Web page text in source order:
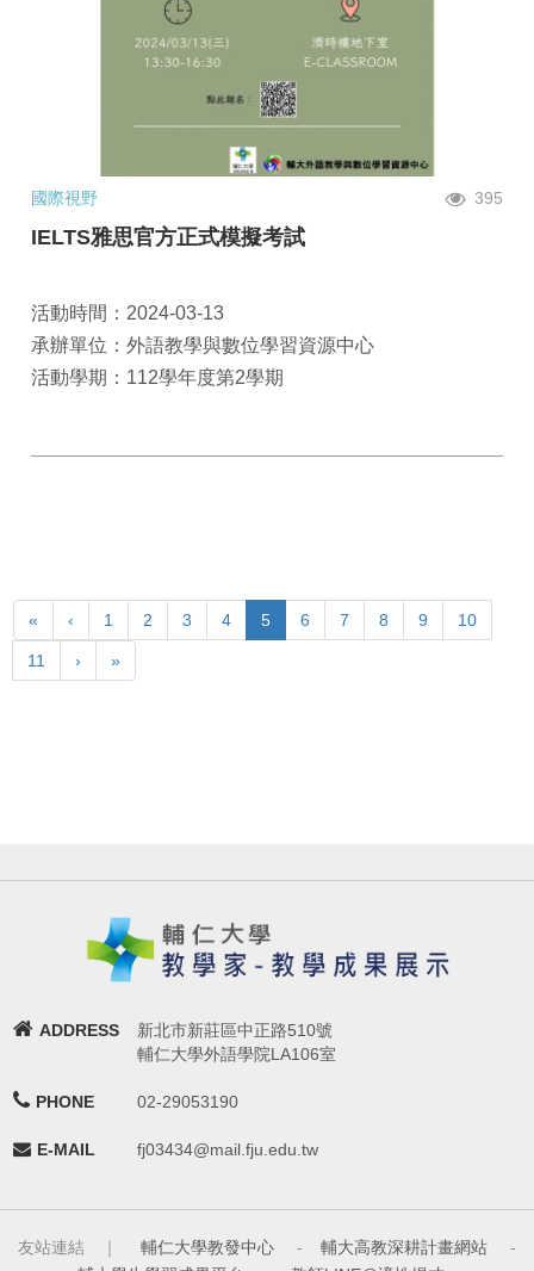
國際視野 395
IELTS雅思官方正式模擬考試
活動時間：2024-03-13
承辦單位：外語教學與數位學習資源中心
活動學期：112學年度第2學期
« ‹ 1 2 3 4 5 6 7 8 9 10
11 › »
ADDRESS
新北市新莊區中正路510號
輔仁大學外語學院LA106室
PHONE 02-29053190
E-MAIL fj03434@mail.fju.edu.tw
友站連結 ｜ 輔仁大學教發中心 - 輔大高教深耕計畫網站
-